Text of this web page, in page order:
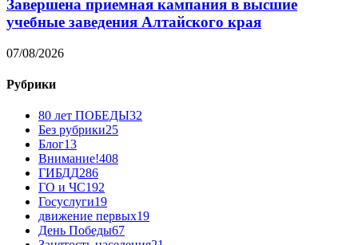
Завершена приемная кампания в высшие
учебные заведения Алтайского края
07/08/2026
Рубрики
80 лет ПОБЕДЫ32
Без рубрики25
Блог13
Внимание!408
ГИБДД286
ГО и ЧС192
Госуслуги19
движение первых19
День Победы67